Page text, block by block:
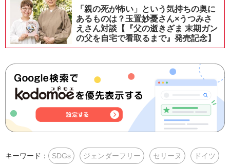
「親の死が怖い」という気持ちの奥に
あるものは？玉置妙憂さん×うつみさ
えさん対談【『父の逝きざま 末期ガン
の父を自宅で看取るまで』発売記念】
キーワード： SDGs ジェンダーフリー セリーヌ ドイツ